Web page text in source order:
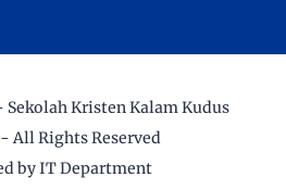
Sekolah Kristen Kalam Kudus
- All Rights Reserved
by IT Department